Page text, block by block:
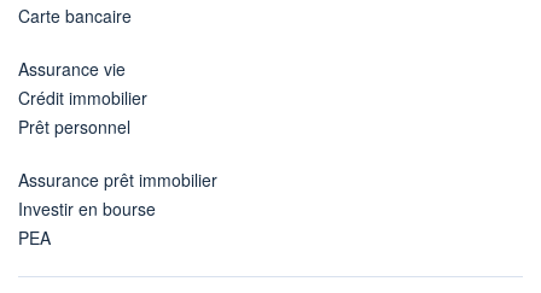
Carte bancaire
Assurance vie
Crédit immobilier
Prêt personnel
Assurance prêt immobilier
Investir en bourse
PEA